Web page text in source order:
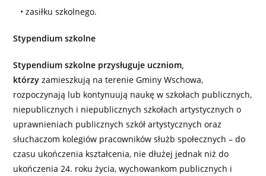
• zasiłku szkolnego.
Stypendium szkolne
Stypendium szkolne przysługuje uczniom,
którzyzamieszkują na terenie Gminy Wschowa,
rozpoczynają lub kontynuują naukę w szkołach publicznych,
niepublicznych i niepublicznych szkołach artystycznych o
uprawnieniach publicznych szkół artystycznych oraz
słuchaczom kolegiów pracowników służb społecznych – do
czasu ukończenia kształcenia, nie dłużej jednak niż do
ukończenia 24. roku życia, wychowankom publicznych i